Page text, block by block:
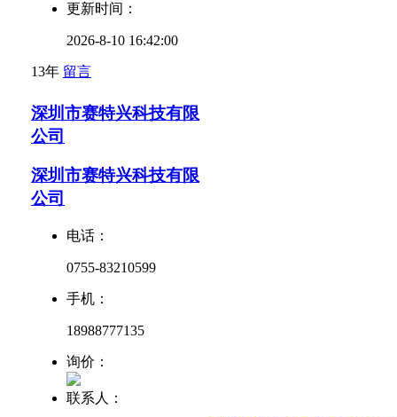
更新时间：
2026-8-10 16:42:00
13年 留言
深圳市赛特兴科技有限
公司
深圳市赛特兴科技有限
公司
电话：
0755-83210599
手机：
18988777135
询价：
联系人：